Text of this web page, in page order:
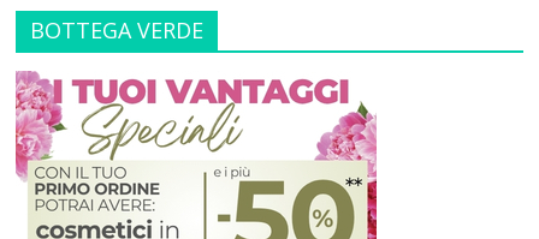
BOTTEGA VERDE